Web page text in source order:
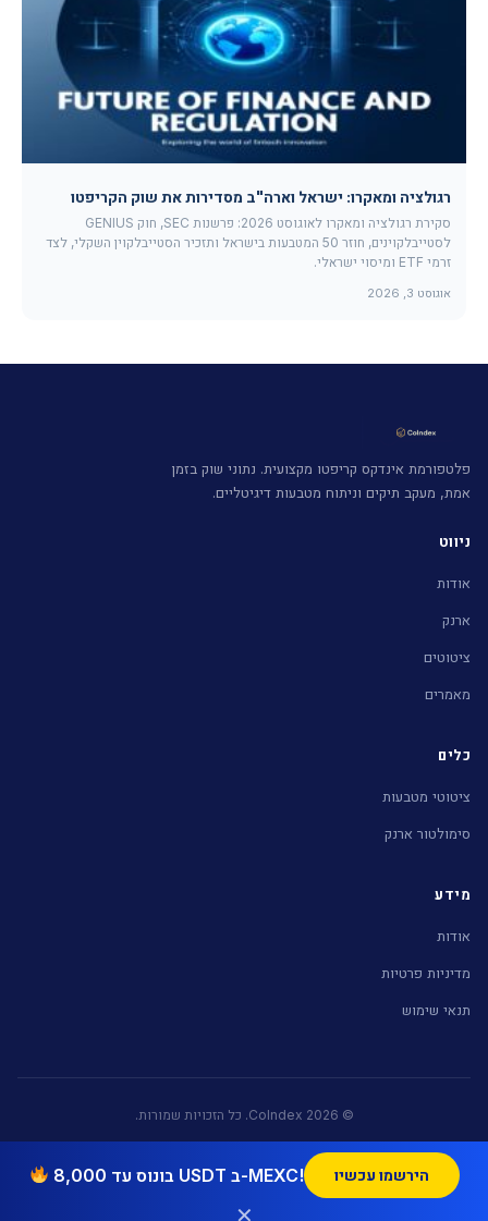
רגולציה ומאקרו: ישראל וארה"ב מסדירות את שוק הקריפטו
סקירת רגולציה ומאקרו לאוגוסט 2026: פרשנות SEC, חוק GENIUS
לסטייבלקוינים, חוזר 50 המטבעות בישראל ותזכיר הסטייבלקוין השקלי, לצד
זרמי ETF ומיסוי ישראלי.
אוגוסט 3, 2026
פלטפורמת אינדקס קריפטו מקצועית. נתוני שוק בזמן
אמת, מעקב תיקים וניתוח מטבעות דיגיטליים.
ניווט
אודות
ארנק
ציטוטים
מאמרים
כלים
ציטוטי מטבעות
סימולטור ארנק
מידע
אודות
מדיניות פרטיות
תנאי שימוש
© 2026 CoIndex. כל הזכויות שמורות.
רשת הקריפטו של Nekuda Digital: CoIndex (עברית)
|
Blockchain Israel (English)
בונוס עד 8,000 USDT ב-MEXC! הירשמו עכשיו
✕